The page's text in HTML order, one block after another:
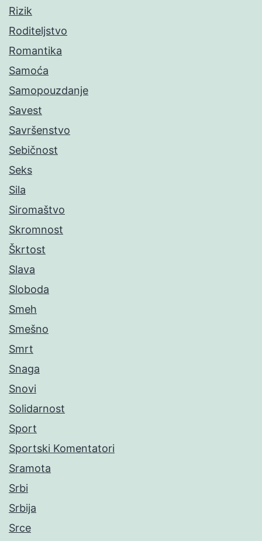
Rizik
Roditeljstvo
Romantika
Samoća
Samopouzdanje
Savest
Savršenstvo
Sebičnost
Seks
Sila
Siromaštvo
Skromnost
Škrtost
Slava
Sloboda
Smeh
Smešno
Smrt
Snaga
Snovi
Solidarnost
Sport
Sportski Komentatori
Sramota
Srbi
Srbija
Srce